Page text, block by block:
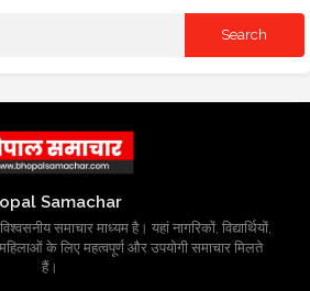
Samachar
समाचार माध्यम है। यहां नागरिकों, विद्यार्थियों,
महिलाओं के लिए महत्वपूर्ण और उपयोगी समाचार मिलते
हैं।